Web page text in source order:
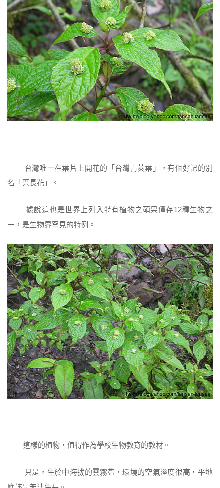
台灣唯一在葉片上開花的「台灣青莢葉」，有個好記的別
名「葉長花」。
據說這也是世界上列入特有植物之碩果僅存12種生物之
ㄧ，是生物界罕見的特例。
這樣的植物，值得作為學校生物教育的教材。
只是，生於中海拔的雲霧帶，環境的空氣溼度很高，平地